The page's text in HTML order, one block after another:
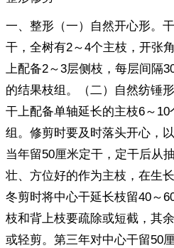
一、整形（一）自然开心形。
干，全树有2～4个主枝，开张
上配备2～3层侧枝，每层间隔
的结果枝组。（二）自然纺锤
干上配备单轴延长的主枝6～
组。修剪时要及时落头开心，
当年留50厘米定干，定干后从
壮、方位好的作为主枝，在生
冬剪时将中心干延长枝留40～
枝和背上枝要疏除或短截，其
或轻剪。第三年对中心干留50